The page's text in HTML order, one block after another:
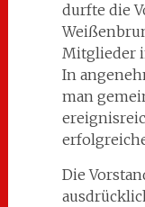
durfte die
Mitglieder
In
man
Die